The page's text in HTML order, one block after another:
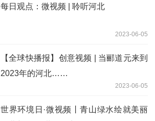
每日观点：微视频 | 聆听河北
2023-06-05
【全球快播报】创意视频 | 当郦道元来到
2023年的河北……
2023-06-05
世界环境日·微视频丨青山绿水绘就美丽